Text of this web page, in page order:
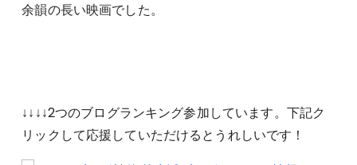
余韻の長い映画でした。
↓↓↓↓2つのブログランキング参加しています。下記ク
リックして応援していただけるとうれしいです！